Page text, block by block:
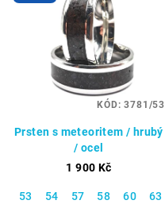
Prsten s meteoritem / hrubý
/ ocel
1 900 Kč
53 54 57 58 60 63
KÓD:3781/53